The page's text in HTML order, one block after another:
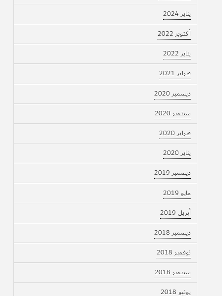
يناير 2024
أكتوبر 2022
يناير 2022
فبراير 2021
ديسمبر 2020
سبتمبر 2020
فبراير 2020
يناير 2020
ديسمبر 2019
مايو 2019
أبريل 2019
ديسمبر 2018
نوفمبر 2018
سبتمبر 2018
يونيو 2018